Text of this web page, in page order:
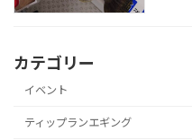
カテゴリー
イベント
ティップランエギング